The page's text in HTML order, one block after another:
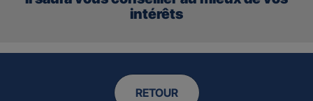
intérêts
RETOUR